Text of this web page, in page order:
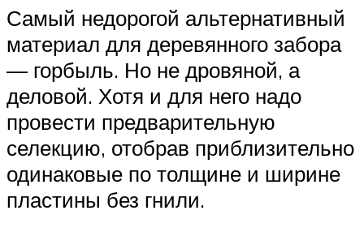
Самый недорогой альтернативный
материал для деревянного забора
— горбыль. Но не дровяной, а
деловой. Хотя и для него надо
провести предварительную
селекцию, отобрав приблизительно
одинаковые по толщине и ширине
пластины без гнили.